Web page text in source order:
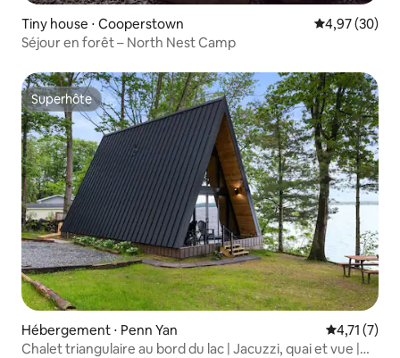
Tiny house ⋅ Cooperstown Évaluation
4,97 (30)
Séjour en forêt – North Nest Camp
Superhôte
Superhôte
Hébergement ⋅ Penn Yan Évaluation
4,71 (7)
Chalet triangulaire au bord du lac | Jacuzzi, quai et vue |